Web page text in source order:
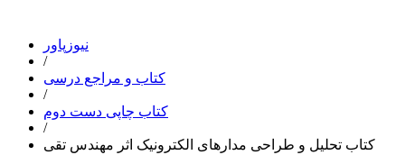
نیوزپاور
/
کتاب و مراجع درسی
/
کتاب چاپی دست دوم
/
کتاب تحلیل و طراحی مدارهای الکترونیک اثر مهندس تقی